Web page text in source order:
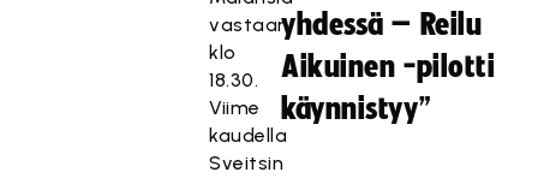
vastaan
klo
18.30.
Viime
kaudella
Sveitsin
yhdessä – Reilu
Aikuinen -pilotti
käynnistyy”